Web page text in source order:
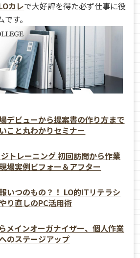
カレで大好評を得た必ず仕事に役
す。
デビューから提案書の作り方まで
こと丸わかりセミナー
トレーニング 初回訪問から作業
場実例ビフォー＆アフター
いつのもの？！ LO的ITリテラシ
り直しのPC活用術
メインオーガナイザー、個人作業
のステージアップ